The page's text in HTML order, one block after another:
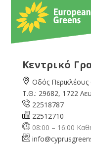
Κεντρικό
Οδός
Τ.Θ.: 29682, 1722
22518787
22512710
08:00 – 16:00